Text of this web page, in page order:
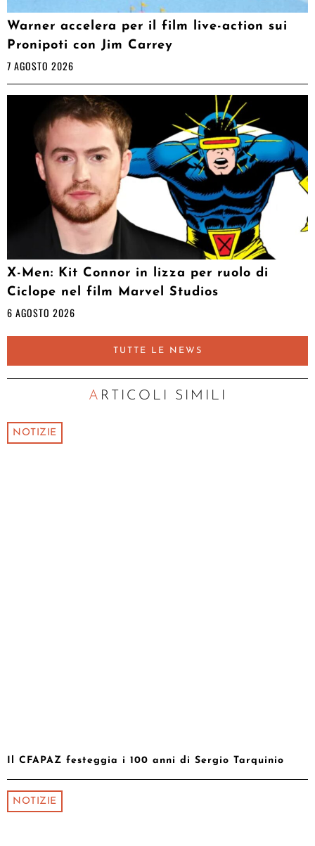
Warner accelera per il film live-action sui
Pronipoti con Jim Carrey
7 AGOSTO 2026
X-Men: Kit Connor in lizza per ruolo di
Ciclope nel film Marvel Studios
6 AGOSTO 2026
TUTTE LE NEWS
ARTICOLI SIMILI
NOTIZIE
Il CFAPAZ festeggia i 100 anni di Sergio Tarquinio
NOTIZIE